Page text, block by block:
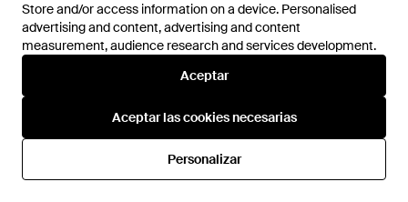
Store and/or access information on a device. Personalised
advertising and content, advertising and content
measurement, audience research and services development.
Aceptar
Aceptar las cookies necesarias
Personalizar
Store and/or access information on a device. Personalised
advertising and content, advertising and content
measurement, audience research and services development.
Aceptar
Aceptar las cookies necesarias
Personalizar
Montblanc
Tarjetero para 4 Tarjetas de Piel
Sartorial - Verde
EnMontblanc
280 €
Minicartera para 4 Tarjetas de
Piel Sartorial - Verde
EnMontblanc